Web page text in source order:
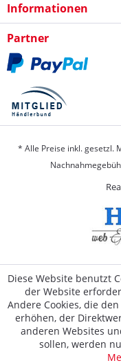
Informationen
Partner
* Alle Preise inkl. gesetzl.
Diese Website benutzt
der Website
Andere Cookies, die
erhöhen, der
anderen Websites
sollen, werden